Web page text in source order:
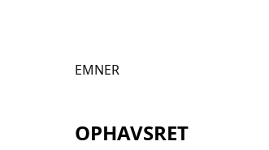
EMNER
OPHAVSRET